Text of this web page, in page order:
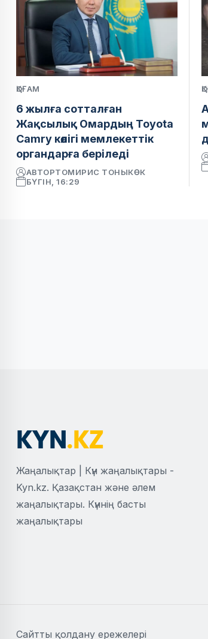
ҚОҒАМ
6 жылға сотталған
Жақсылық Омардың Toyota
Camry көлігі мемлекеттік
органдарға беріледі
АВТОРТОМИРИС ТОНЫКӨК
БҮГІН, 16:29
Жаңалықтар | Күн жаңалықтары -
Kyn.kz. Қазақстан және әлем
жаңалықтары. Күннің басты
жаңалықтары
Сайтты қолдану ережелері